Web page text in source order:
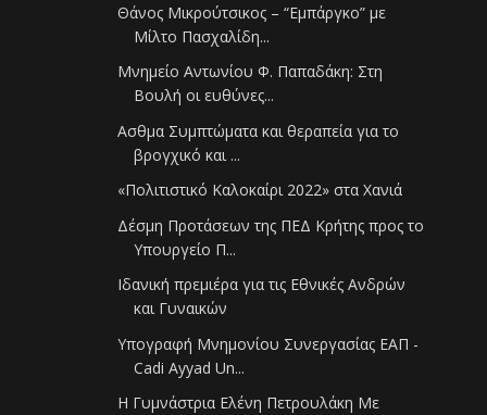
Θάνος Μικρούτσικος – “Εμπάργκο” με
Μίλτο Πασχαλίδη...
Μνημείο Αντωνίου Φ. Παπαδάκη: Στη
Βουλή οι ευθύνες...
Ασθμα Συμπτώματα και θεραπεία για το
βρογχικό και ...
«Πολιτιστικό Καλοκαίρι 2022» στα Χανιά
Δέσμη Προτάσεων της ΠΕΔ Κρήτης προς το
Υπουργείο Π...
Ιδανική πρεμιέρα για τις Εθνικές Ανδρών
και Γυναικών
Υπογραφή Μνημονίου Συνεργασίας ΕΑΠ -
Cadi Ayyad Un...
Η Γυμνάστρια Ελένη Πετρουλάκη Με